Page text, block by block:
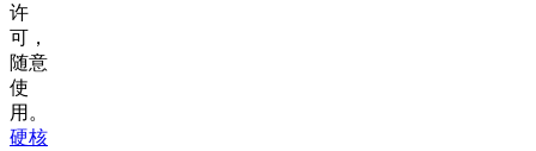
许
可，
随意
使
用。
硬核